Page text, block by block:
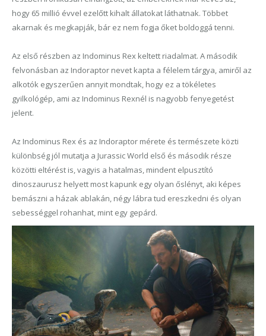
hogy 65 millió évvel ezelőtt kihalt állatokat láthatnak. Többet
akarnak és megkapják, bár ez nem fogja őket boldoggá tenni.
Az első részben az Indominus Rex keltett riadalmat. A második
felvonásban az Indoraptor nevet kapta a félelem tárgya, amiről az
alkotók egyszerűen annyit mondtak, hogy ez a tökéletes
gyilkológép, ami az Indominus Rexnél is nagyobb fenyegetést
jelent.
Az Indominus Rex és az Indoraptor mérete és természete közti
különbség jól mutatja a Jurassic World első és második része
közötti eltérést is, vagyis a hatalmas, mindent elpusztító
dinoszaurusz helyett most kapunk egy olyan őslényt, aki képes
bemászni a házak ablakán, négy lábra tud ereszkedni és olyan
sebességgel rohanhat, mint egy gepárd.